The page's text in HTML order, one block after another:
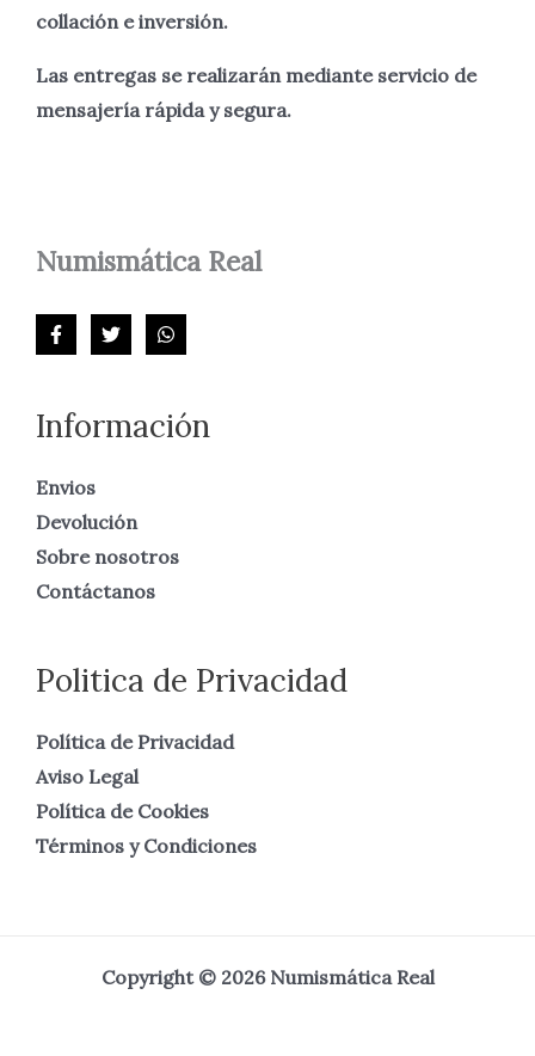
collación e inversión.
Las entregas se realizarán mediante servicio de
mensajería rápida y segura.
NumismáticaReal
Información
Envios
Devolución
Sobre nosotros
Contáctanos
Politica de Privacidad
Política de Privacidad
Aviso Legal
Política de Cookies
Términos y Condiciones
Copyright © 2026 Numismática Real